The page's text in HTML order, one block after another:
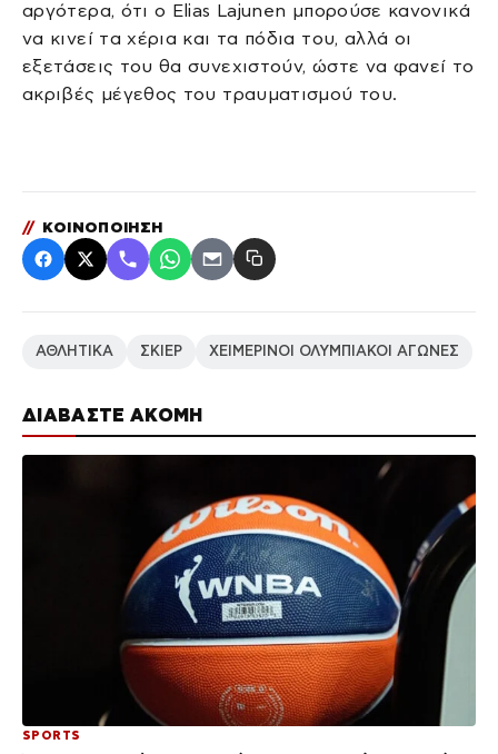
ΔΙΑΒΑΣΤΕ ΑΚΟΜΗ
SPORTS
αργότερα, ότι ο Elias Lajunen μπορούσε κανονικά
να κινεί τα χέρια και τα πόδια του, αλλά οι
εξετάσεις του θα συνεχιστούν, ώστε να φανεί το
ακριβές μέγεθος του τραυματισμού του.
// ΚΟΙΝΟΠΟΙΗΣΗ
ΑΘΛΗΤΙΚΑ ΣΚΙΕΡ ΧΕΙΜΕΡΙΝΟΙ ΟΛΥΜΠΙΑΚΟΙ ΑΓΩΝΕΣ